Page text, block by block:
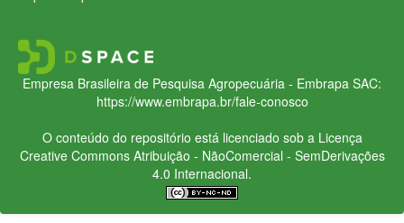
Empresa Brasileira de Pesquisa Agropecuária - Embrapa SAC:
https://www.embrapa.br/fale-conosco
O conteúdo do repositório está licenciado sob a Licença
Creative CommonsAtribuição - NãoComercial - SemDerivações
4.0 Internacional.